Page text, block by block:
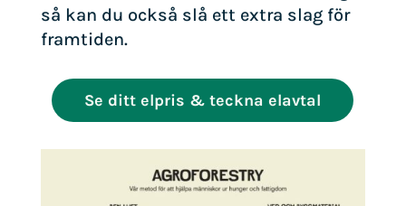
så kan du också slå ett extra slag för
framtiden.
Se ditt elpris & teckna elavtal